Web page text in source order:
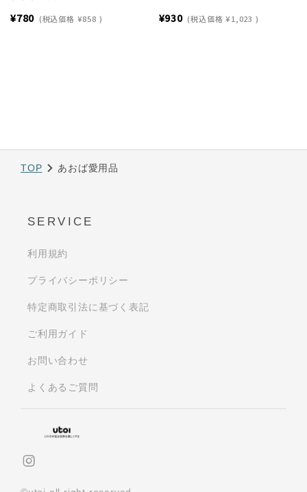
¥780 (税込価格 ¥858 ) ¥930 (税込価格 ¥1,023 )
TOP あおば愛用品
SERVICE
利用規約
プライバシーポリシー
特定商取引法に基づく表記
ご利用ガイド
お問い合わせ
よくあるご質問